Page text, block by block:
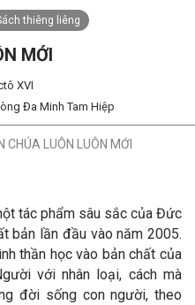
thiêng liêng
MỚI
XVI
Đa Minh Tam Hiệp
CHÚA LUÔN LUÔN MỚI
tác phẩm sâu sắc của Đức
bản lần đầu vào năm 2005.
thần học vào bản chất của
với nhân loại, cách mà
đời sống con người, theo